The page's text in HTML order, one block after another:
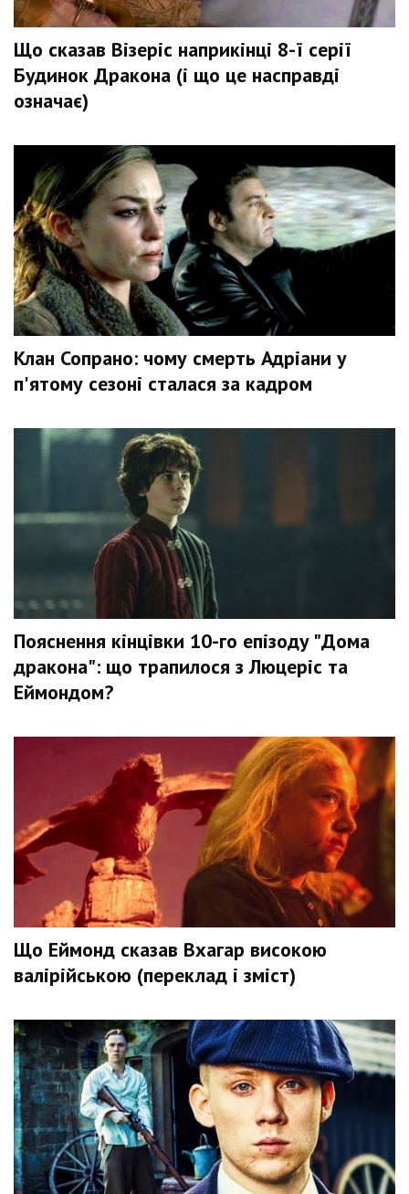
Що сказав Візеріс наприкінці 8-ї серії
Будинок Дракона (і що це насправді
означає)
Клан Сопрано: чому смерть Адріани у
п'ятому сезоні сталася за кадром
Пояснення кінцівки 10-го епізоду "Дома
дракона": що трапилося з Люцеріс та
Еймондом?
Що Еймонд сказав Вхагар високою
валірійською (переклад і зміст)